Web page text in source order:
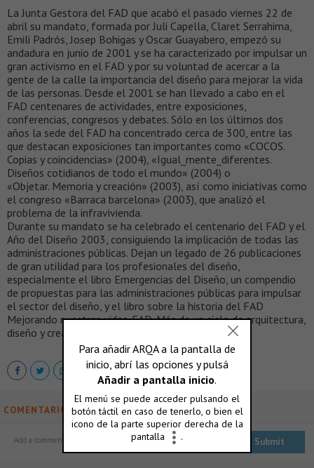
La Junta Gestora del FAD que acabó el pasado viernes 22 de
abril su mandato, formada por Juli Capella, Claret Serrahima,
Emili Padrós, Josep Bohigas y Oscar Guayabero, empezó su
andadura en junio de 2001 y se ha caracterizado por impulsar un
gran activismo en el FAD y por su voluntad de acercar a la
gente de la calle la importancia del diseño para mejorar la vida
de las personas. Desde el 2001 se han llevado a cabo en el
FAD centenares de actividades, entre exposiciones,
conferencias, congresos y debates. Sólo en los últimos dos
años la sede del FAD ha concentrado cerca de 300, entre las
que destacan exposiciones tan importantes como «COCOS.
Copias y coincidencias» (2004), «Igual_mente_diferentes.
Diseños cotidianos de todo el mundo» (2004) o
«Objetar. Memoria y creación» (2003), así como iniciativas como
el congreso «Barraca barcelona» (2003), que analizó el
problema de la infravivienda.
Durante su mandato se ha celebrado el centenario del FAD y el
Año del Diseño 2003, consiguiendo la implicación de todas las
administraciones públicas. Dejan un legado de 26 publicaciones
de gran utilidad para los profesionales del diseño,
especialmente el libro Emergencias del Diseño, un compendio
de propuestas para las administraciones públicas para impulsar
el sector del diseño, y el libro sobre la historia del FAD
Mejorando nuestras vidas. FAD. Más de un siglo de arquitectura,
diseño y creatividad.
COMENTARIOS